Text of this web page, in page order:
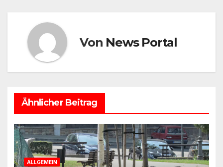
Von News Portal
Ähnlicher Beitrag
ALLGEMEIN